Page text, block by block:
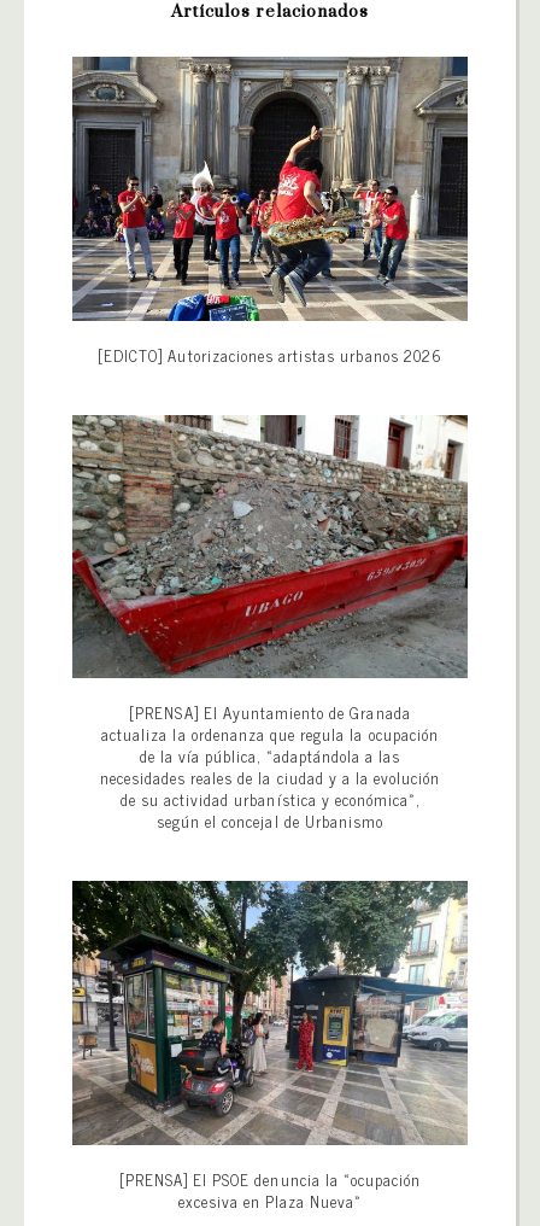
Artículos relacionados
[EDICTO] Autorizaciones artistas urbanos 2026
[PRENSA] El Ayuntamiento de Granada
actualiza la ordenanza que regula la ocupación
de la vía pública, «adaptándola a las
necesidades reales de la ciudad y a la evolución
de su actividad urbanística y económica»,
según el concejal de Urbanismo
[PRENSA] El PSOE denuncia la «ocupación
excesiva en Plaza Nueva»